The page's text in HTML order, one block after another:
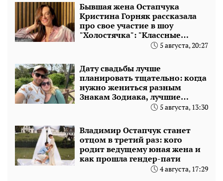
Бывшая жена Остапчука
Кристина Горняк рассказала
про свое участие в шоу
"Холостячка": "Классные
ребята на фронте" 5 августа, 20:27
Дату свадьбы лучше
планировать тщательно: когда
нужно жениться разным
Знакам Зодиака, лучшие
5 августа, 13:30
Владимир Остапчук станет
отцом в третий раз: кого
родит ведущему юная жена и
как прошла гендер-пати
4 августа, 17:29